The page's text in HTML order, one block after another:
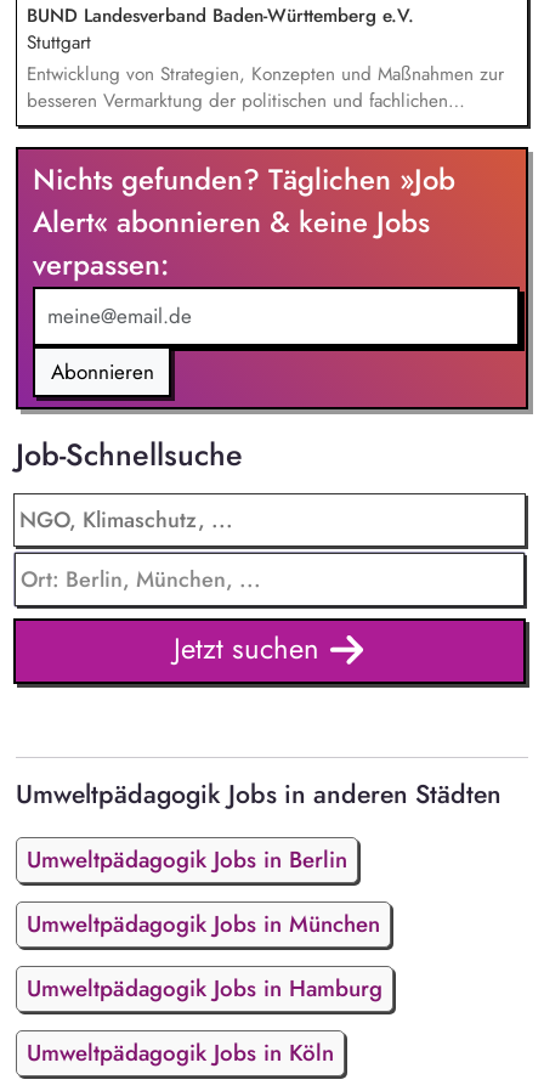
BUND Landesverband Baden-Württemberg e.V.
Stuttgart
Entwicklung von Strategien, Konzepten und Maßnahmen zur
besseren Vermarktung der politischen und fachlichen
Aktivitäten des BUND Baden-Württemberg, Beratung,
Unterstützung und Qualifizierung der Haupt- und
Ehrenamtlichen im BUND zur Verbesserung der öffentlichen
Sichtbarkeit des BUND, Konzeptionelle Begleitung des
BUND-Auftritts bei Veranstaltungen, Aktionen u.ä.
Nichts gefunden? Täglichen »Job
Alert« abonnieren & keine Jobs
verpassen:
Abonnieren
Job-Schnellsuche
Jetzt suchen
Umweltpädagogik Jobs in anderen Städten
Umweltpädagogik Jobs in Berlin
Umweltpädagogik Jobs in München
Umweltpädagogik Jobs in Hamburg
Umweltpädagogik Jobs in Köln